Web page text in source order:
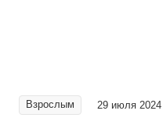
Взрослым 29 июля 2024